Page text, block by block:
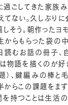
過ごしてきた家族
てない。久しぶり
そう。朝作ったヨ
からもらった袋の
読むお話の冊子、
は物語を描くのが
）、鍵編みの棒と
らこの課題をま
を持つことは生活